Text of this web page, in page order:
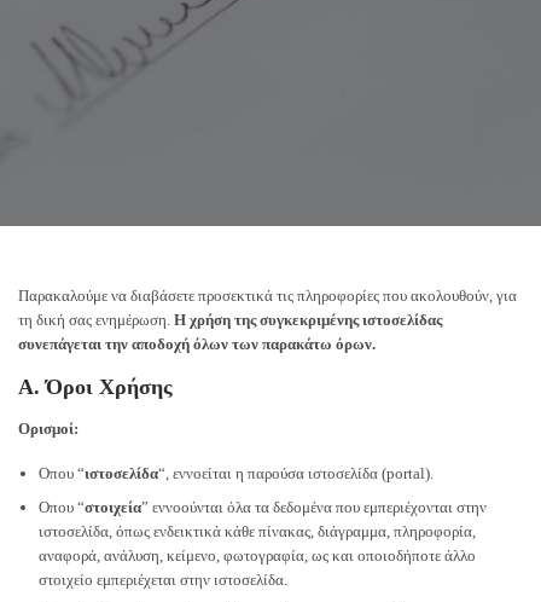
Παρακαλούμε να διαβάσετε προσεκτικά τις πληροφορίες που ακολουθούν, για
τη δική σας ενημέρωση. Η χρήση της συγκεκριμένης ιστοσελίδας
συνεπάγεται την αποδοχή όλων των παρακάτω όρων.
Α. Όροι Χρήσης
Ορισμοί:
Οπου “ιστοσελίδα“, εννοείται η παρούσα ιστοσελίδα (portal).
Οπου “στοιχεία” εννοούνται όλα τα δεδομένα που εμπεριέχονται στην
ιστοσελίδα, όπως ενδεικτικά κάθε πίνακας, διάγραμμα, πληροφορία,
αναφορά, ανάλυση, κείμενο, φωτογραφία, ως και οποιοδήποτε άλλο
στοιχείο εμπεριέχεται στην ιστοσελίδα.